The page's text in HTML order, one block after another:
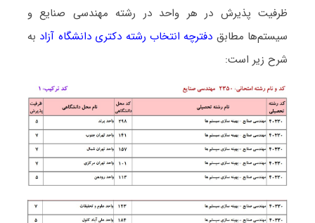
ظرفیت پذیرش در هر واحد در رشته مهندسی صنایع و
سیستم‌ها مطابق دفترچه انتخاب رشته دکتری دانشگاه آزاد به
شرح زیر است: